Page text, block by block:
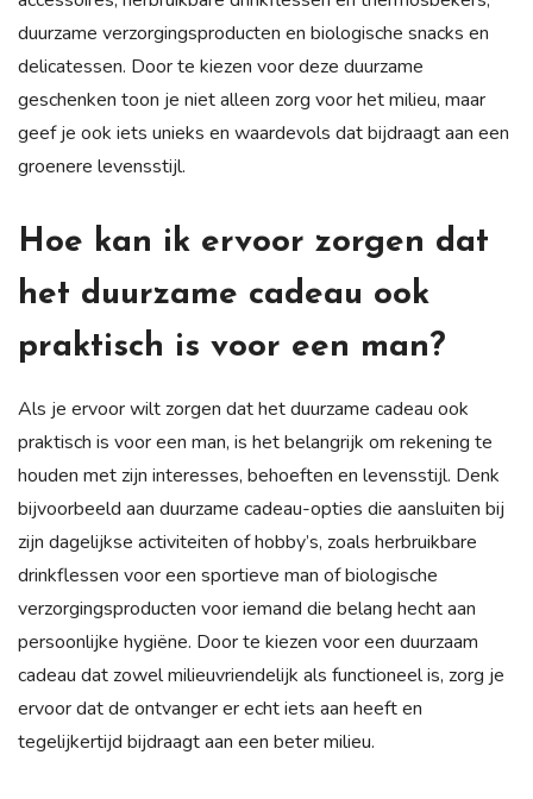
duurzame verzorgingsproducten en biologische snacks en
delicatessen. Door te kiezen voor deze duurzame
geschenken toon je niet alleen zorg voor het milieu, maar
geef je ook iets unieks en waardevols dat bijdraagt aan een
groenere levensstijl.
Hoe kan ik ervoor zorgen dat
het duurzame cadeau ook
praktisch is voor een man?
Als je ervoor wilt zorgen dat het duurzame cadeau ook
praktisch is voor een man, is het belangrijk om rekening te
houden met zijn interesses, behoeften en levensstijl. Denk
bijvoorbeeld aan duurzame cadeau-opties die aansluiten bij
zijn dagelijkse activiteiten of hobby’s, zoals herbruikbare
drinkflessen voor een sportieve man of biologische
verzorgingsproducten voor iemand die belang hecht aan
persoonlijke hygiëne. Door te kiezen voor een duurzaam
cadeau dat zowel milieuvriendelijk als functioneel is, zorg je
ervoor dat de ontvanger er echt iets aan heeft en
tegelijkertijd bijdraagt aan een beter milieu.